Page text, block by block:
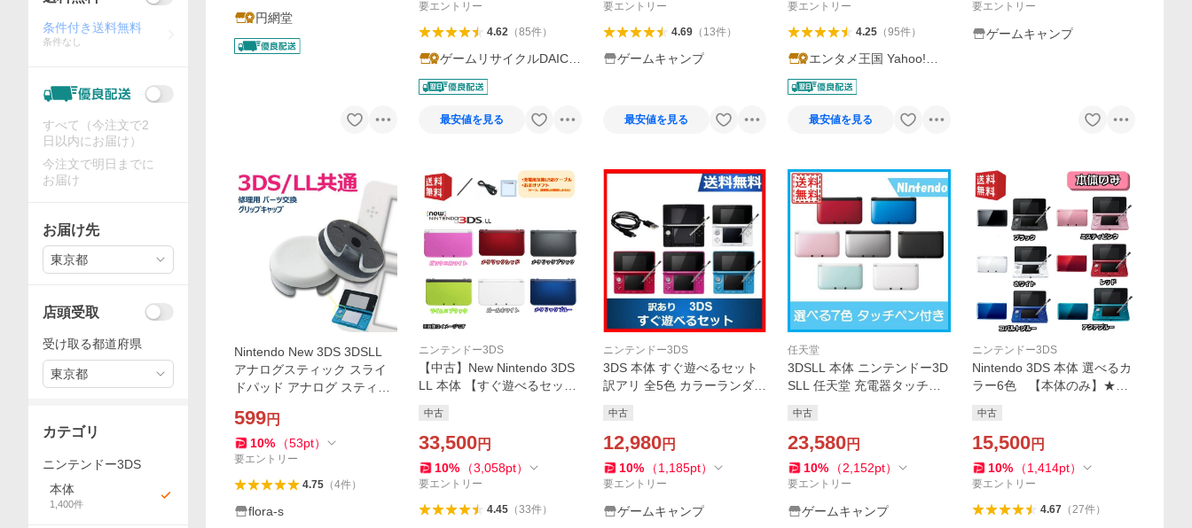
円網堂
要エントリー
4.62（85件）
ゲームリサイクルDAICH
U
最安値を見る
要エントリー
4.69（ 13件）
ゲームキャンプ
最安値を見る
要エントリー
4.25（95件）
エンタメ王国 Yahoo!シ
ョッピング店
最安値を見る
要エントリー
ゲームキャンプ
Nintendo New 3DS 3DSLL
アナログスティック スライ
ドパッド アナログ スティッ
プキャップ 1個
599円
10% （53pt）
要エントリー
4.75（4件）
flora-s
ニンテンドー3DS
【中古】New Nintendo 3DS
LL 本体 【すぐ遊べるセッ
ソフト付 選べるカラー6色
☆キャンペーン対象商品☆
任天堂
中古
33,500円
10% （3,058pt）
要エントリー
4.45（33件）
ニンテンドー3DS
3DS 本体 すぐ遊べるセット
訳アリ 全5色 カラーランダム
任天堂 中古
中古
12,980円
10% （1,185pt）
要エントリー
ゲームキャンプ
任天堂
3DSLL 本体 ニンテンドー3D
SLL 任天堂 充電器タッチペ
中古
23,580円
10% （2,152pt）
要エントリー
ゲームキャンプ
ニンテンドー3DS
Nintendo 3DS 本体 選べるカ
ラー6色 【本体のみ】★レ
ーン実施中★
中古
15,500円
10% （1,414pt）
要エントリー
4.67（27件）
条件付き送料無料
条件なし
すべて（今注文で2
日以内にお届け）
今注文で明日までに
お届け
お届け先
東京都
店頭受取
受け取る都道府県
東京都
カテゴリ
ニンテンドー3DS
本体
1,400件